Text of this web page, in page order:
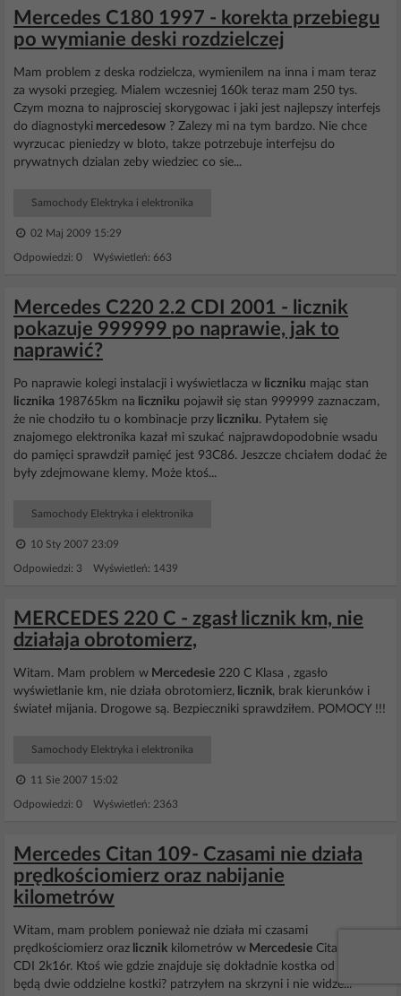
Mercedes C180 1997 - korekta przebiegu
po wymianie deski rozdzielczej
Mam problem z deska rodzielcza, wymienilem na inna i mam teraz
za wysoki przegieg. Mialem wczesniej 160k teraz mam 250 tys.
Czym mozna to najprosciej skorygowac i jaki jest najlepszy interfejs
do diagnostyki mercedesow ? Zalezy mi na tym bardzo. Nie chce
wyrzucac pieniedzy w bloto, takze potrzebuje interfejsu do
prywatnych dzialan zeby wiedziec co sie...
Samochody Elektryka i elektronika
02 Maj 2009 15:29
Odpowiedzi: 0 Wyświetleń: 663
Mercedes C220 2.2 CDI 2001 - licznik
pokazuje 999999 po naprawie, jak to
naprawić?
Po naprawie kolegi instalacji i wyświetlacza w liczniku mając stan
licznika 198765km na liczniku pojawił się stan 999999 zaznaczam,
że nie chodziło tu o kombinacje przy liczniku. Pytałem się
znajomego elektronika kazał mi szukać najprawdopodobnie wsadu
do pamięci sprawdził pamięć jest 93C86. Jeszcze chciałem dodać że
były zdejmowane klemy. Może ktoś...
Samochody Elektryka i elektronika
10 Sty 2007 23:09
Odpowiedzi: 3 Wyświetleń: 1439
MERCEDES 220 C - zgasł licznik km, nie
działaja obrotomierz,
Witam. Mam problem w Mercedesie 220 C Klasa , zgasło
wyświetlanie km, nie działa obrotomierz, licznik, brak kierunków i
świateł mijania. Drogowe są. Bezpieczniki sprawdziłem. POMOCY !!!
Samochody Elektryka i elektronika
11 Sie 2007 15:02
Odpowiedzi: 0 Wyświetleń: 2363
Mercedes Citan 109- Czasami nie działa
prędkościomierz oraz nabijanie
kilometrów
Witam, mam problem ponieważ nie działa mi czasami
prędkościomierz oraz licznik kilometrów w Mercedesie Citan 109
CDI 2k16r. Ktoś wie gdzie znajduje się dokładnie kostka od nich? To
będą dwie oddzielne kostki? patrzyłem na skrzyni i nie widze...